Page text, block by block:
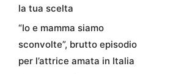
la tua scelta
“Io e mamma siamo
sconvolte”, brutto episodio
per l’attrice amata in Italia